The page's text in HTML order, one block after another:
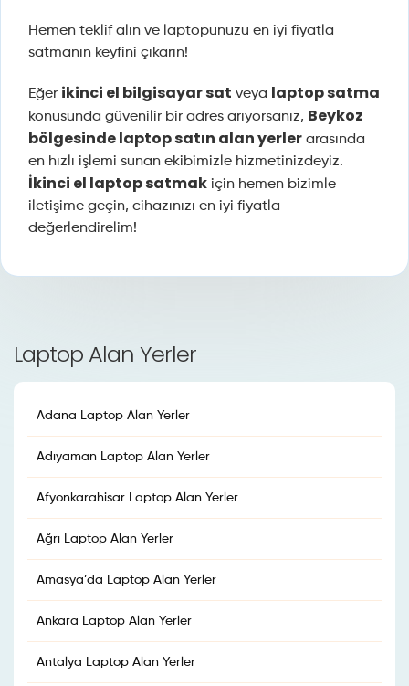
Hemen teklif alın ve laptopunuzu en iyi fiyatla
satmanın keyfini çıkarın!
Eğer ikinci el bilgisayar sat veya laptop satma
konusunda güvenilir bir adres arıyorsanız, Beykoz
bölgesinde laptop satın alan yerler arasında
en hızlı işlemi sunan ekibimizle hizmetinizdeyiz.
İkinci el laptop satmak için hemen bizimle
iletişime geçin, cihazınızı en iyi fiyatla
değerlendirelim!
Laptop Alan Yerler
Adana Laptop Alan Yerler
Adıyaman Laptop Alan Yerler
Afyonkarahisar Laptop Alan Yerler
Ağrı Laptop Alan Yerler
Amasya’da Laptop Alan Yerler
Ankara Laptop Alan Yerler
Antalya Laptop Alan Yerler